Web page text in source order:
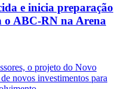
e inicia preparação
o ABC-RN na Arena